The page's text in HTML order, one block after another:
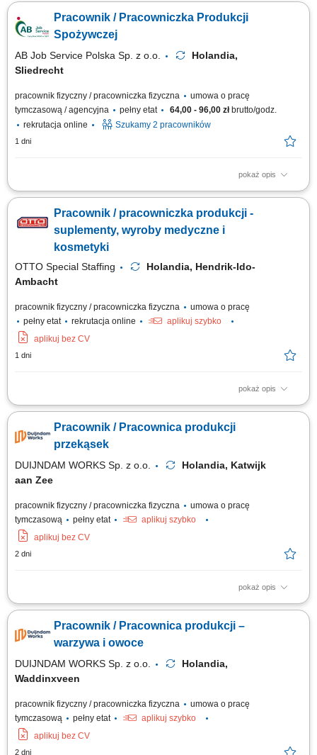
produktów do wysyłki, kontrola jakości, dbanie o porządek na stanowisku
pracy, praca zgodnie z zasadami higieny i bezpieczeństwa, dodatkowy
Pracownik / Pracowniczka Produkcji
Spożywczej
AB Job Service Polska Sp. z o.o.
Holandia,
Sliedrecht
pracownik fizyczny / pracowniczka fizyczna
umowa o pracę
tymczasową / agencyjna
pełny etat 64,00 - 96,00 złbrutto/godz.
rekrutacja online
Szukamy 2 pracowników
1 dni
pokaż opis
Opis stanowiska Pakowanie gotowych produktów spożywczych zgodnie z
dystrybucji. Sprawdzanie poprawności produktów oraz ich jakości.
Obsługa prostych procesów produkcyjnych na linii. Utrzymywanie
porządku w miejscu pracy....
Pracownik / pracowniczka produkcji -
suplementy, wyroby medyczne i
kosmetyki
OTTO Special Staffing
Holandia, Hendrik-Ido-
Ambacht
pracownik fizyczny / pracowniczka fizyczna
umowa o pracę
pełny etat
rekrutacja online
aplikuj szybko
aplikuj bez CV
1 dni
pokaż opis
Twoje codzienne zadania Bierzesz odpowiedzialność za proces
pakowania, aby upewnić się, że produkty są pakowane z najwyższą
starannością. Naklejać odpowiednie etykiety na butelki, pudełka i tuby
Pracownik / Pracownica produkcji
przekąsek
DUIJNDAM WORKS Sp. z o.o.
Holandia, Katwijk
aan Zee
pracownik fizyczny / pracowniczka fizyczna
umowa o pracę
tymczasową
pełny etat
aplikuj szybko
aplikuj bez CV
2 dni
pokaż opis
Kogo szukamy? Pakowanie, produkcja i etykietowanie gotowych
Czym będziesz się zajmować? Dla naszego klienta w Katwijk aan Zee
poszukujemy zmotywowanych osób do pracy na produkcji z żywnością.
Pracownik / Pracownica produkcji –
warzywa i owoce
DUIJNDAM WORKS Sp. z o.o.
Holandia,
Waddinxveen
pracownik fizyczny / pracowniczka fizyczna
umowa o pracę
tymczasową
pełny etat
aplikuj szybko
aplikuj bez CV
2 dni